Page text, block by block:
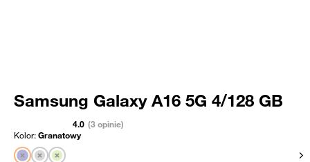
Samsung Galaxy A16 5G 4/128 GB
4.0 (3 opinie)
Kolor:Granatowy